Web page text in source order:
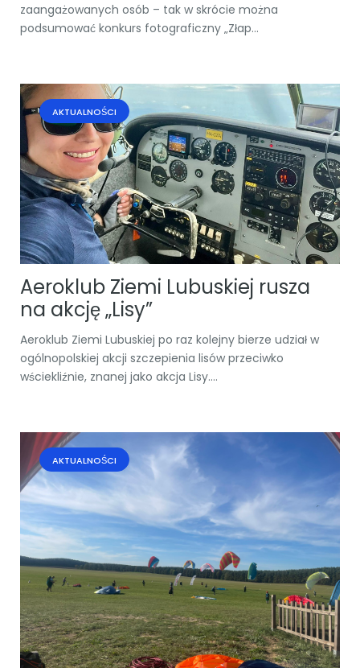
zaangażowanych osób – tak w skrócie można
podsumować konkurs fotograficzny „Złap...
AKTUALNOŚCI
Aeroklub Ziemi Lubuskiej rusza
na akcję „Lisy”
Aeroklub Ziemi Lubuskiej po raz kolejny bierze udział w
ogólnopolskiej akcji szczepienia lisów przeciwko
wściekliźnie, znanej jako akcja Lisy....
AKTUALNOŚCI